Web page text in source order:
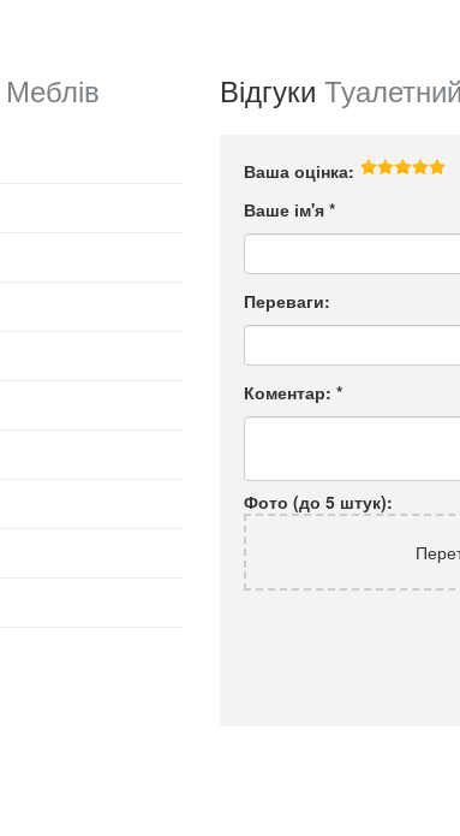
Відгуки
Ваша оцінка:
Ваше ім'я *
Переваги:
Коментар: *
Фото (до 5 штук):